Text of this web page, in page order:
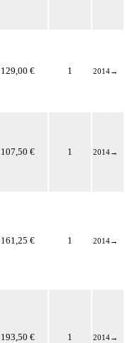
129,00 € 1 2014→
107,50 € 1 2014→
161,25 € 1 2014→
193,50 € 1 2014→